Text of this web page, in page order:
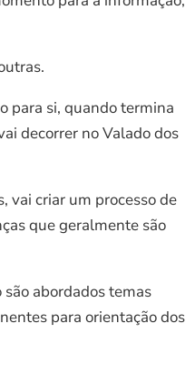
para si, quando termina
decorrer no Valado dos
vai criar um processo de
que geralmente são
abordados temas
para orientação dos